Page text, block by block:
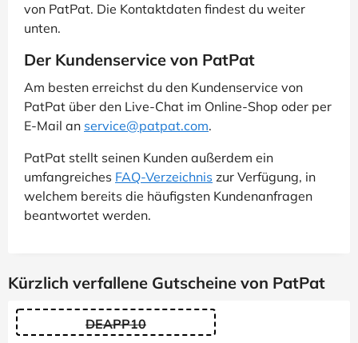
von PatPat. Die Kontaktdaten findest du weiter
unten.
Der Kundenservice von PatPat
Am besten erreichst du den Kundenservice von
PatPat über den Live-Chat im Online-Shop oder per
E-Mail an service@patpat.com.
PatPat stellt seinen Kunden außerdem ein
umfangreiches FAQ-Verzeichnis zur Verfügung, in
welchem bereits die häufigsten Kundenanfragen
beantwortet werden.
Kürzlich verfallene Gutscheine von PatPat
DEAPP10